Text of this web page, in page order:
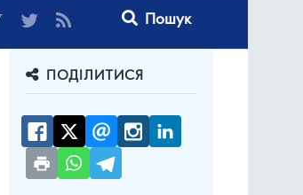
Type 2 or more characters for
Пошук
ПОДІЛИТИСЯ